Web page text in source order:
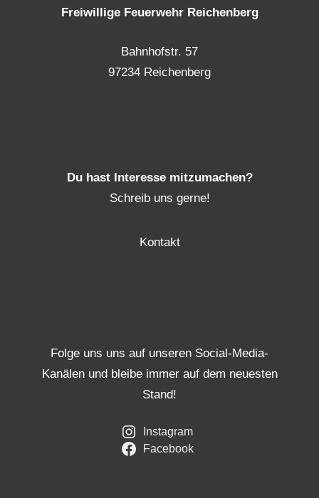
Freiwillige Feuerwehr Reichenberg
Bahnhofstr. 57
97234 Reichenberg
Du hast Interesse mitzumachen?
Schreib uns gerne!
Kontakt
Folge uns uns auf unseren Social-Media-
Kanälen und bleibe immer auf dem neuesten
Stand!
Instagram
Facebook